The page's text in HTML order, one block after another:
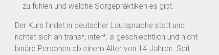
zu fühlen und welche Sorgepraktiken es gibt.
Der Kurs findet in deutscher Lautsprache statt und
richtet sich an trans*, inter*, a-geschlechtlich und nicht-
binäre Personen ab einem Alter von 14 Jahren. Seit